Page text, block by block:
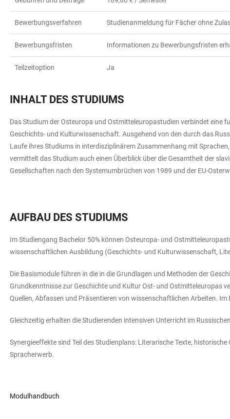
Bewerbungsverfahren Studienanmeldung für Fächer ohne
Bewerbungsfristen Informationen zu Bewerbungsfristen
Teilzeitoption Ja
INHALT DES STUDIUMS
Das Studium der Osteuropa und Ostmitteleuropastudien verbindet eine
Geschichts- und Kulturwissenschaft. Ausgehend von den durch das
Laufe ihres Studiums in interdisziplinärem Zusammenhang mit
vermittelt das Studium auch einen Überblick über die Gesamtheit der
Gesellschaften nach den Systemumbrüchen von 1989 und der EU-
AUFBAU DES STUDIUMS
Im Studiengang Bachelor 50% können Osteuropa- und
wissenschaftlichen Ausbildung (Geschichts- und Kulturwissenschaft,
Die Basismodule führen in die in die Grundlagen und Methoden der
Grundkenntnisse zur Geschichte und Kultur Ost- und Ostmitteleuropas
Quellen, Abfassen und Präsentieren von wissenschaftlichen Arbeiten.
Gleichzeitig erhalten die Studierenden intensiven Unterricht im
Synergieeffekte sind Teil des Studienplans: Literarische Texte,
Spracherwerb.
Modulhandbuch